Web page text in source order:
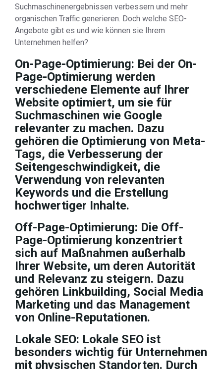
Suchmaschinenergebnissen verbessern und mehr
organischen Traffic generieren. Doch welche SEO-
Angebote gibt es und wie können sie Ihrem
Unternehmen helfen?
On-Page-Optimierung: Bei der On-
Page-Optimierung werden
verschiedene Elemente auf Ihrer
Website optimiert, um sie für
Suchmaschinen wie Google
relevanter zu machen. Dazu
gehören die Optimierung von Meta-
Tags, die Verbesserung der
Seitengeschwindigkeit, die
Verwendung von relevanten
Keywords und die Erstellung
hochwertiger Inhalte.
Off-Page-Optimierung: Die Off-
Page-Optimierung konzentriert
sich auf Maßnahmen außerhalb
Ihrer Website, um deren Autorität
und Relevanz zu steigern. Dazu
gehören Linkbuilding, Social Media
Marketing und das Management
von Online-Reputationen.
Lokale SEO: Lokale SEO ist
besonders wichtig für Unternehmen
mit physischen Standorten. Durch